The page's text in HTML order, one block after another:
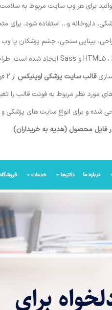
برای هر وب سایت مربوط به سلامت
داروخانه و… استفاده شود.
بینایی سنجی، چشم پزشکان یا
قالب سایت پزشکی اوپنیکس
مورد نظر مربوط به فونت قالب را
و برای انواع سایت های پزشکی
محصول (هدیه به خریداران)